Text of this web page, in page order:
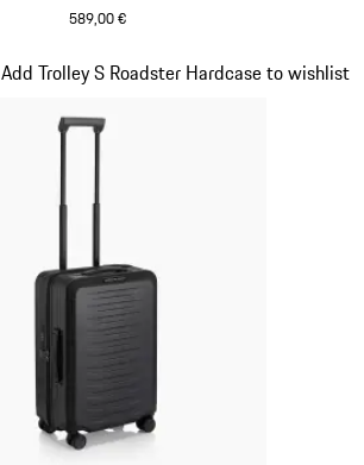
589,00 €
Add Trolley S Roadster Hardcase to wishlist